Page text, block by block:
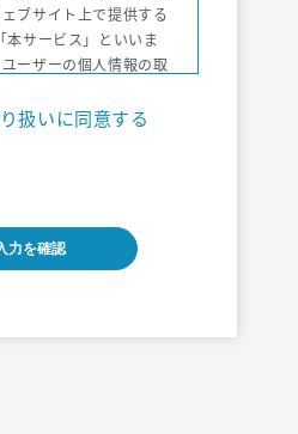
ブサイト上で提供する
本サービス」といいま
ーザーの個人情報の取
本ポリシー」といいま
ものとし，生存する個
って，当該情報に含ま
貌，指紋，声紋にかか
扱いに同意する